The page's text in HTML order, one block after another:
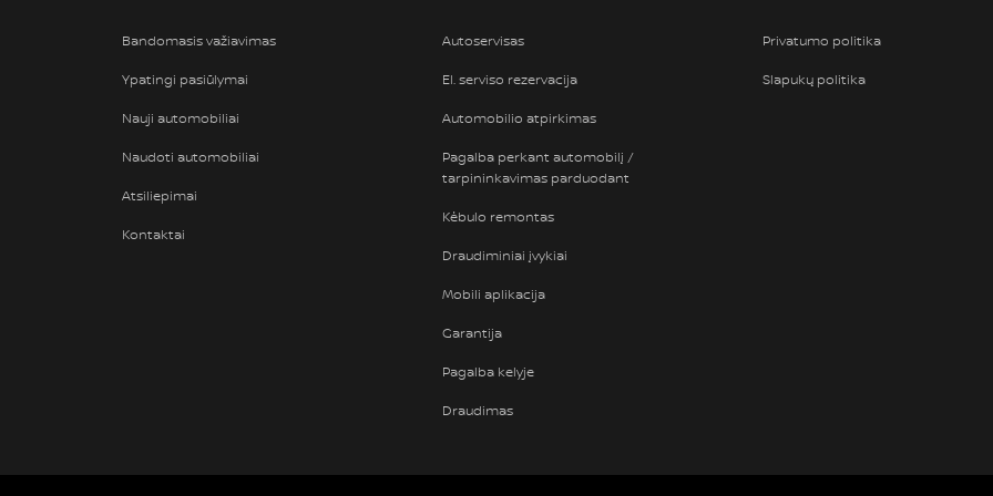
Bandomasis važiavimas
Ypatingi pasiūlymai
Nauji automobiliai
Naudoti automobiliai
Atsiliepimai
Kontaktai
Autoservisas
El. serviso rezervacija
Automobilio atpirkimas
Pagalba perkant automobilį /
tarpininkavimas parduodant
Kėbulo remontas
Draudiminiai įvykiai
Mobili aplikacija
Garantija
Pagalba kelyje
Draudimas
Privatumo politika
Slapukų politika